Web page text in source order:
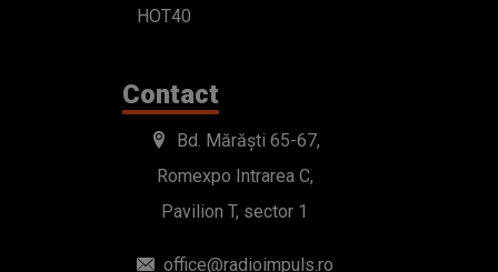
HOT40
Contact
Bd. Mărăști 65-67,
Romexpo Intrarea C,
Pavilion T, sector 1
office@radioimpuls.ro